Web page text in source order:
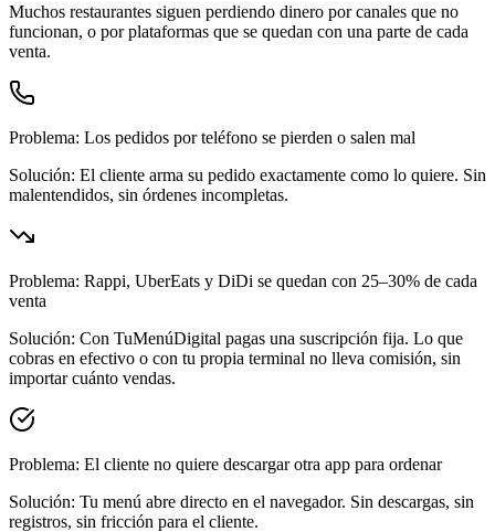
Muchos restaurantes siguen perdiendo dinero por canales que no
funcionan, o por plataformas que se quedan con una parte de cada
venta.
Problema: Los pedidos por teléfono se pierden o salen mal
Solución: El cliente arma su pedido exactamente como lo quiere. Sin
malentendidos, sin órdenes incompletas.
Problema: Rappi, UberEats y DiDi se quedan con 25–30% de cada
venta
Solución: Con TuMenúDigital pagas una suscripción fija. Lo que
cobras en efectivo o con tu propia terminal no lleva comisión, sin
importar cuánto vendas.
Problema: El cliente no quiere descargar otra app para ordenar
Solución: Tu menú abre directo en el navegador. Sin descargas, sin
registros, sin fricción para el cliente.